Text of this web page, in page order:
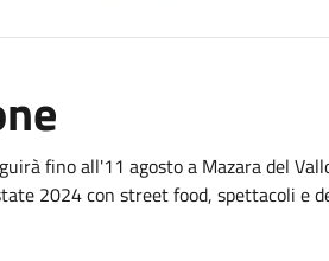
fino all'11 agosto a Mazara del
2024 con street food, spettacoli e